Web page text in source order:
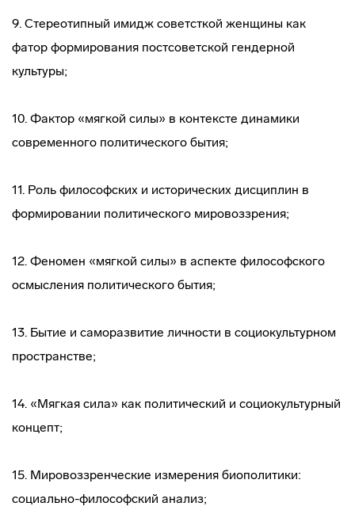
9. Стереотипный имидж советсткой женщины как
фатор формирования постсоветской гендерной
культуры;
10. Фактор «мягкой силы» в контексте динамики
современного политического бытия;
11. Роль философских и исторических дисциплин в
формировании политического мировоззрения;
12. Феномен «мягкой силы» в аспекте философского
осмысления политического бытия;
13. Бытие и саморазвитие личности в социокультурном
пространстве;
14. «Мягкая сила» как политический и социокультурный
концепт;
15. Мировоззренческие измерения биополитики:
социально-философский анализ;